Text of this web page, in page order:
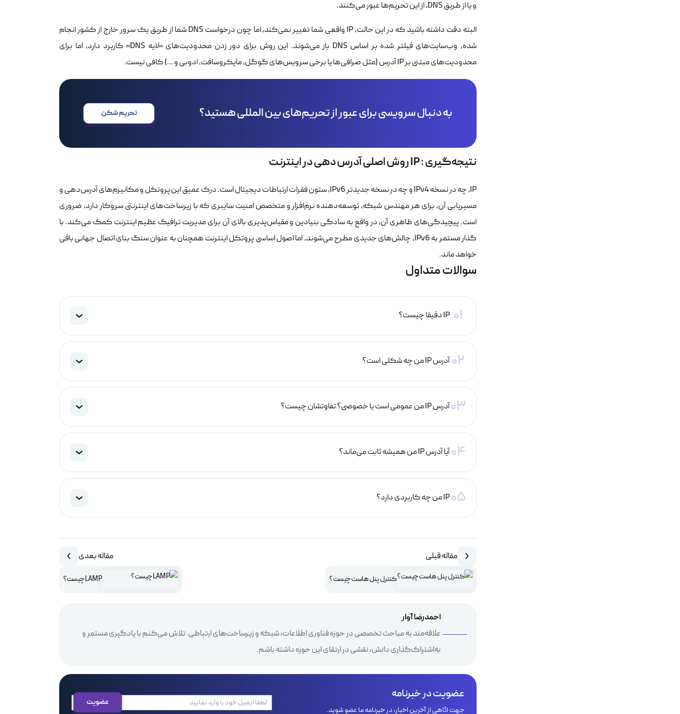
و یا از طریق DNS، از این تحریم‌ها عبور می‌کنند.
البته دقت داشته باشید که در این حالت، IP واقعی شما تغییر نمی‌کند، اما چون درخواست DNS شما از طریق یک سرور خارج از کشور انجام
شده، وب‌سایت‌های فیلتر شده بر اساس DNS باز می‌شوند. این روش برای دور زدن محدودیت‌های «لایه DNS» کاربرد دارد، اما برای
محدودیت‌های مبتنی بر IP آدرس (مثل صرافی‌ها یا برخی سرویس‌های گوگل، مایکروسافت، ادوبی و …) کافی نیست.
به دنبال سرویسی برای عبور از تحریم‌های بین المللی هستید؟ تحریم شکن
نتیجه‌گیری : IP روش اصلی آدرس دهی در اینترنت
IP، چه در نسخه IPv4 و چه در نسخه جدیدتر IPv6، ستون فقرات ارتباطات دیجیتال است. درک عمیق این پروتکل و مکانیزم‌های آدرس‌دهی و
مسیریابی آن، برای هر مهندس شبکه، توسعه‌دهنده نرم‌افزار و متخصص امنیت سایبری که با زیرساخت‌های اینترنتی سروکار دارد، ضروری
است. پیچیدگی‌های ظاهری آن، در واقع به سادگی بنیادین و مقیاس‌پذیری بالای آن برای مدیریت ترافیک عظیم اینترنت کمک می‌کند. با
گذار مستمر به IPv6، چالش‌های جدیدی مطرح می‌شوند، اما اصول اساسی پروتکل اینترنت همچنان به عنوان سنگ بنای اتصال جهانی باقی
خواهد ماند.
سوالات متداول
01 IP دقیقا چیست؟
02 آدرس IP من چه شکلی است؟
03آدرس IP من عمومی است یا خصوصی؟ تفاوتشان چیست؟
04آیا آدرس IP من همیشه ثابت می‌ماند؟
05IP من چه کاربردی دارد؟
مقاله قبلی
کنترل پنل هاست چیست؟
مقاله بعدی
LAMP چیست؟
احمدرضا آوار
علاقه‌مند به مباحث تخصصی در حوزه فناوری اطلاعات، شبکه و زیرساخت‌های ارتباطی. تلاش می‌کنم با یادگیری مستمر و
به‌اشتراک‌گذاری دانش، نقشی در ارتقای این حوزه داشته باشم.
عضویت در خبرنامه
جهت اگاهی از آخرین اخبار، در خبرنامه ما عضو شوید.